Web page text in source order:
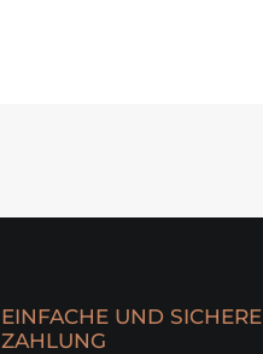
EINFACHE UND SICHERE
ZAHLUNG